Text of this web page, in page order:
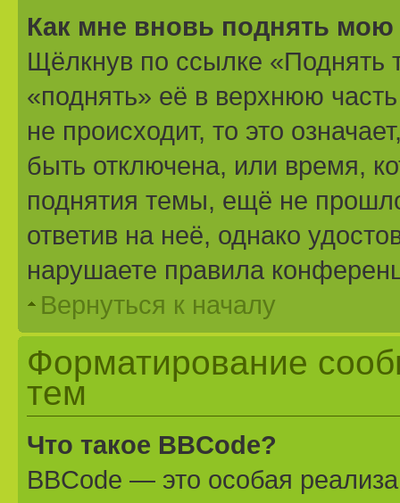
Как мне вновь поднять мою
Щёлкнув по ссылке «Поднять
«поднять» её в верхнюю
не происходит, то это
быть отключена, или время,
поднятия темы, ещё не
ответив на неё, однако
нарушаете правила
Вернуться к началу
Форматирование
тем
Что такое BBCode?
BBCode — это особая